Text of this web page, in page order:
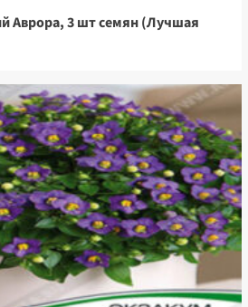
Аврора, 3 шт семян (Лучшая